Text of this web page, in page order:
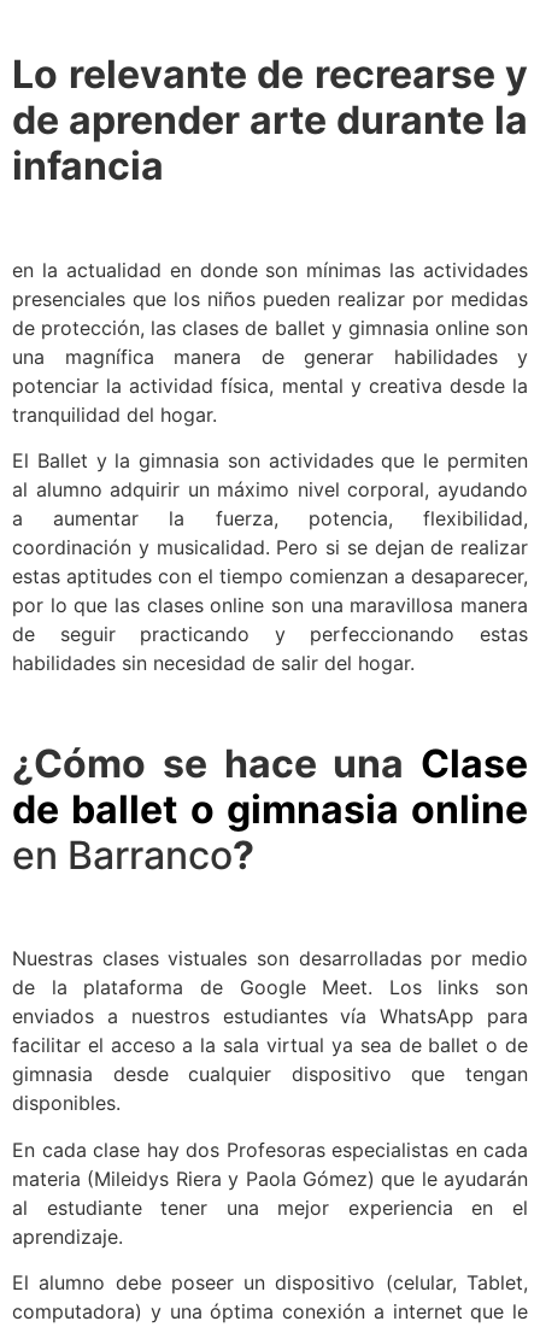
Lo relevante de recrearse y
de aprender arte durante la
infancia
en la actualidad en donde son mínimas las actividades
presenciales que los niños pueden realizar por medidas
de protección, las clases de ballet y gimnasia online son
una magnífica manera de generar habilidades y
potenciar la actividad física, mental y creativa desde la
tranquilidad del hogar.
El Ballet y la gimnasia son actividades que le permiten
al alumno adquirir un máximo nivel corporal, ayudando
a aumentar la fuerza, potencia, flexibilidad,
coordinación y musicalidad. Pero si se dejan de realizar
estas aptitudes con el tiempo comienzan a desaparecer,
por lo que las clases online son una maravillosa manera
de seguir practicando y perfeccionando estas
habilidades sin necesidad de salir del hogar.
¿Cómo se hace una Clase
de ballet o gimnasia online
en Barranco?
Nuestras clases vistuales son desarrolladas por medio
de la plataforma de Google Meet. Los links son
enviados a nuestros estudiantes vía WhatsApp para
facilitar el acceso a la sala virtual ya sea de ballet o de
gimnasia desde cualquier dispositivo que tengan
disponibles.
En cada clase hay dos Profesoras especialistas en cada
materia (Mileidys Riera y Paola Gómez) que le ayudarán
al estudiante tener una mejor experiencia en el
aprendizaje.
El alumno debe poseer un dispositivo (celular, Tablet,
computadora) y una óptima conexión a internet que le